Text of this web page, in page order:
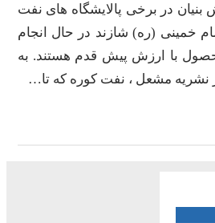
در برخی پالایشگاه های نفت
خمینی (ره) شازند در حال انجام
با ارزش پیش قدم هستند. به
مشعل ، نفت کوره که تا…